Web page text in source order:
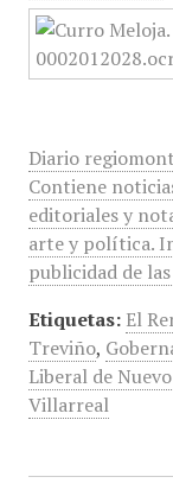
Diario
Contiene
editoriales y
arte y política.
publicidad de
Etiquetas: El
Treviño,
Liberal de
Villarreal